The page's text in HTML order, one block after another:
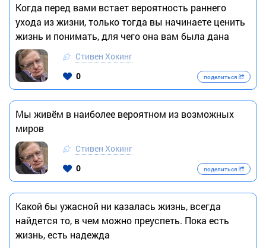
Когда перед вами встает вероятность раннего
ухода из жизни, только тогда вы начинаете ценить
жизнь и понимать, для чего она вам была дана
Стивен Хокинг
0
поделиться
Мы живём в наиболее вероятном из возможных
миров
Стивен Хокинг
0
поделиться
Какой бы ужасной ни казалась жизнь, всегда
найдется то, в чем можно преуспеть. Пока есть
жизнь, есть надежда